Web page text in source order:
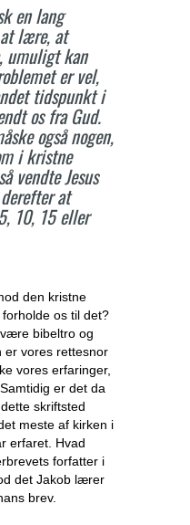
en lang
lære, at
umuligt kan
er vel,
tidspunkt i
os fra Gud.
også nogen,
i kristne
vendte Jesus
at
10, 15 eller
den kristne
os til det?
bibeltro og
er vores rettesnor
vores erfaringer,
er det da
skriftsted
meste af kirken i
erfaret. Hvad
forfatter i
det Jakob lærer
brev.